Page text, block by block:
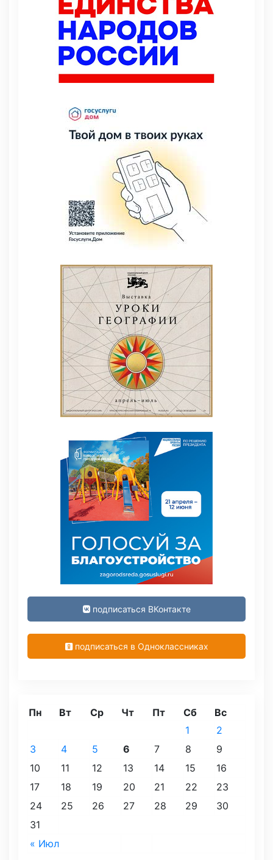
подписаться ВКонтакте
подписаться в Одноклассниках
Пн Вт Ср Чт Пт Сб Вс
« Июл
1
2
3
4 5 6 7 8
9
10
11 12 13 14 15
16
17
18 19 20 21 22
23
24
25 26 27 28 29
30
31